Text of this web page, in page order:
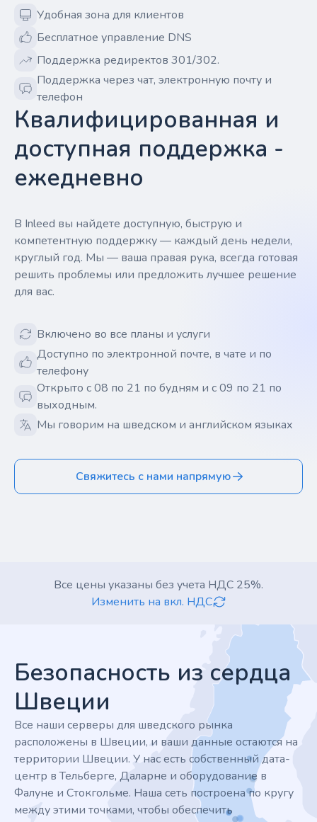
Удобная зона для клиентов
Бесплатное управление DNS
Поддержка редиректов 301/302.
Поддержка через чат, электронную почту и
телефон
Квалифицированная и
доступная поддержка -
ежедневно
В Inleed вы найдете доступную, быструю и
компетентную поддержку — каждый день недели,
круглый год. Мы — ваша правая рука, всегда готовая
решить проблемы или предложить лучшее решение
для вас.
Включено во все планы и услуги
Доступно по электронной почте, в чате и по
телефону
Открыто с 08 по 21 по будням и с 09 по 21 по
выходным.
Мы говорим на шведском и английском языках
Свяжитесь с нами напрямую
Все цены указаны без учета НДС 25%.
Изменить на вкл. НДС
Безопасность из сердца
Швеции
Все наши серверы для шведского рынка
расположены в Швеции, и ваши данные остаются на
территории Швеции. У нас есть собственный дата-
центр в Тельберге, Даларне и оборудование в
Фалуне и Стокгольме. Наша сеть построена по кругу
между этими точками, чтобы обеспечить